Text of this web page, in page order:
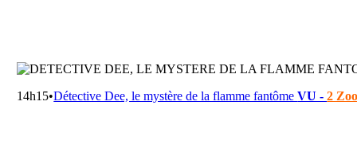
14h15•Détective Dee, le mystère de la flamme fantômeVU -2